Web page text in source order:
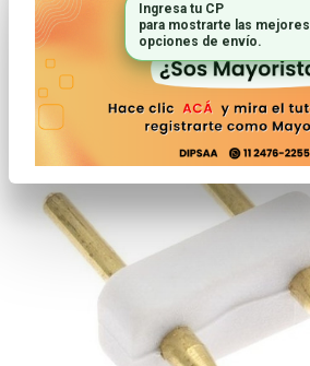
Inicio Iluminacion Neon
Ingresa tu CP
para mostrarte las mejores
opciones de envío.